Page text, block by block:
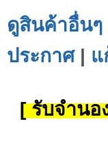
ดูสินค้าอื่นๆ
ประกาศ| แ
[ รับจำนอ